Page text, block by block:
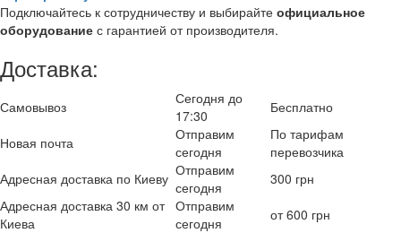
Подключайтесь к сотрудничеству и выбирайте официальное
оборудование с гарантией от производителя.
Доставка:
Самовывоз
Сегодня до
17:30
Бесплатно
Новая почта
Отправим
сегодня
По тарифам
перевозчика
Адресная доставка по Киеву Отправим
сегодня
300 грн
Адресная доставка 30 км от
Киева
Отправим
сегодня
от 600 грн